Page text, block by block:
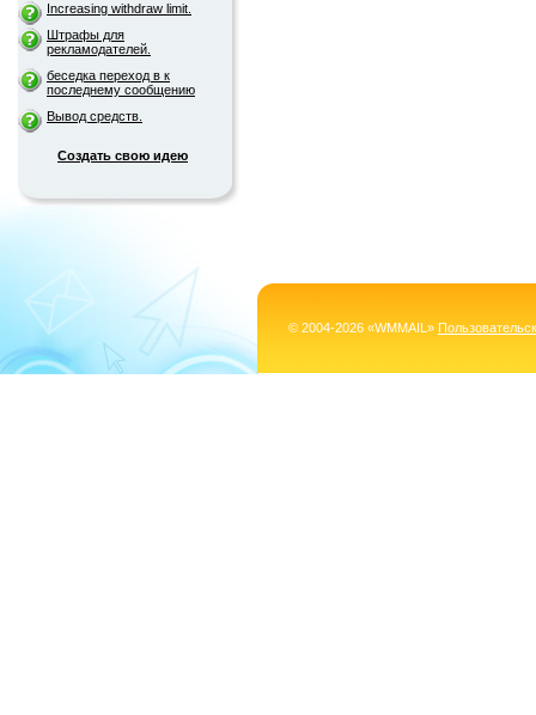
Increasing withdraw limit.
Штрафы для
рекламодателей.
беседка переход в к
последнему сообщению
Вывод средств.
Создать свою идею
© 2004-2026 «WMMAIL»